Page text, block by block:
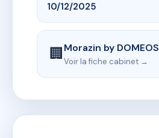
10/12/2025
🏢Morazin by DOMEOS
Voir la fiche cabinet →